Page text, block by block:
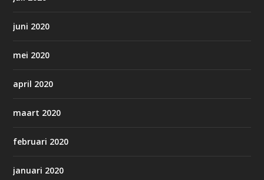
juni 2020
mei 2020
april 2020
maart 2020
februari 2020
januari 2020